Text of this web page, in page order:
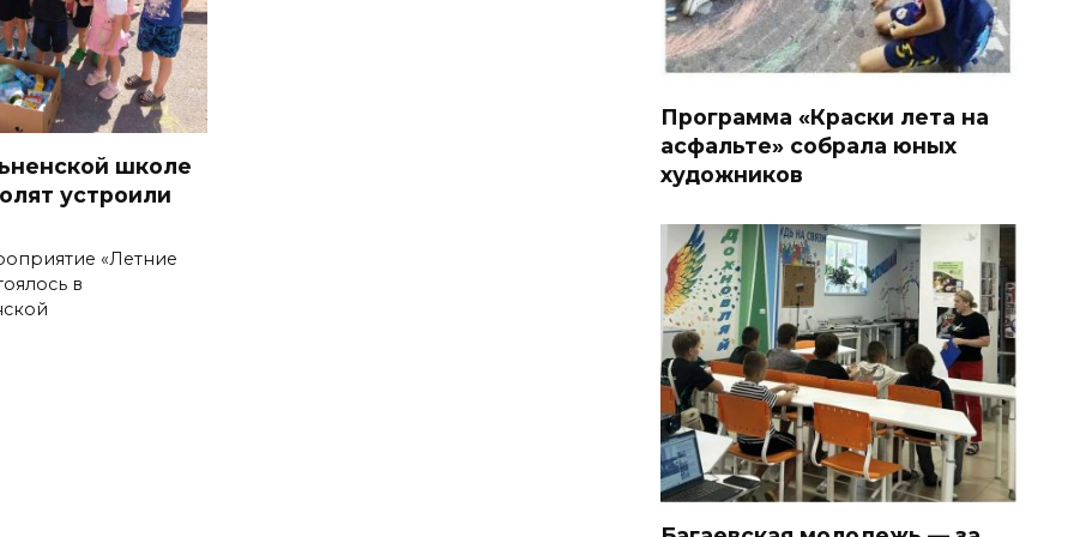
школе
устроили
«Летние
в
Программа «Краски лета на
асфальте» собрала юных
художников